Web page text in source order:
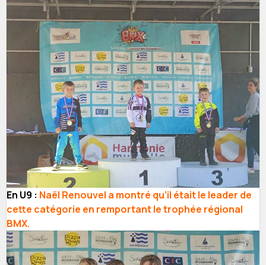
En U9 : Naël Renouvel a montré qu’il était le leader de
cette catégorie en remportant le trophée régional
BMX.